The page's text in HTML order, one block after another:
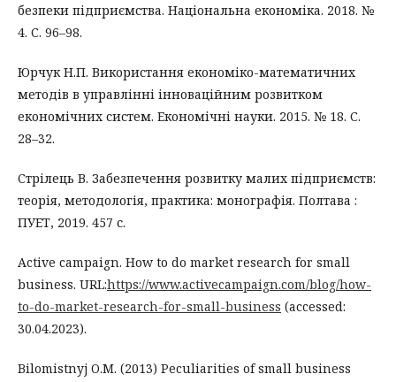
безпеки підприємства. Національна економіка. 2018. №
4. С. 96–98.
Юрчук Н.П. Використання економіко-математичних
методів в управлінні інноваційним розвитком
економічних систем. Економічні науки. 2015. № 18. С.
28–32.
Стрілець В. Забезпечення розвитку малих підприємств:
теорія, методологія, практика: монографія. Полтава :
ПУЕТ, 2019. 457 с.
Active campaign. How to do market research for small
business. URL:https://www.activecampaign.com/blog/how-
to-do-market-research-for-small-business (accessed:
30.04.2023).
Bilomistnyj O.M. (2013) Peculiarities of small business